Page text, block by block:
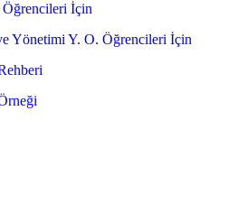
İçin
Yönetimi Y. O. Öğrencileri İçin